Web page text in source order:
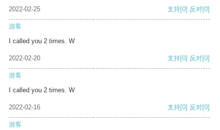
2022-02-25 支持[0] 反对[0]
游客
I called you 2 times. W
2022-02-20 支持[0] 反对[0]
游客
I called you 2 times. W
2022-02-16 支持[0] 反对[0]
游客